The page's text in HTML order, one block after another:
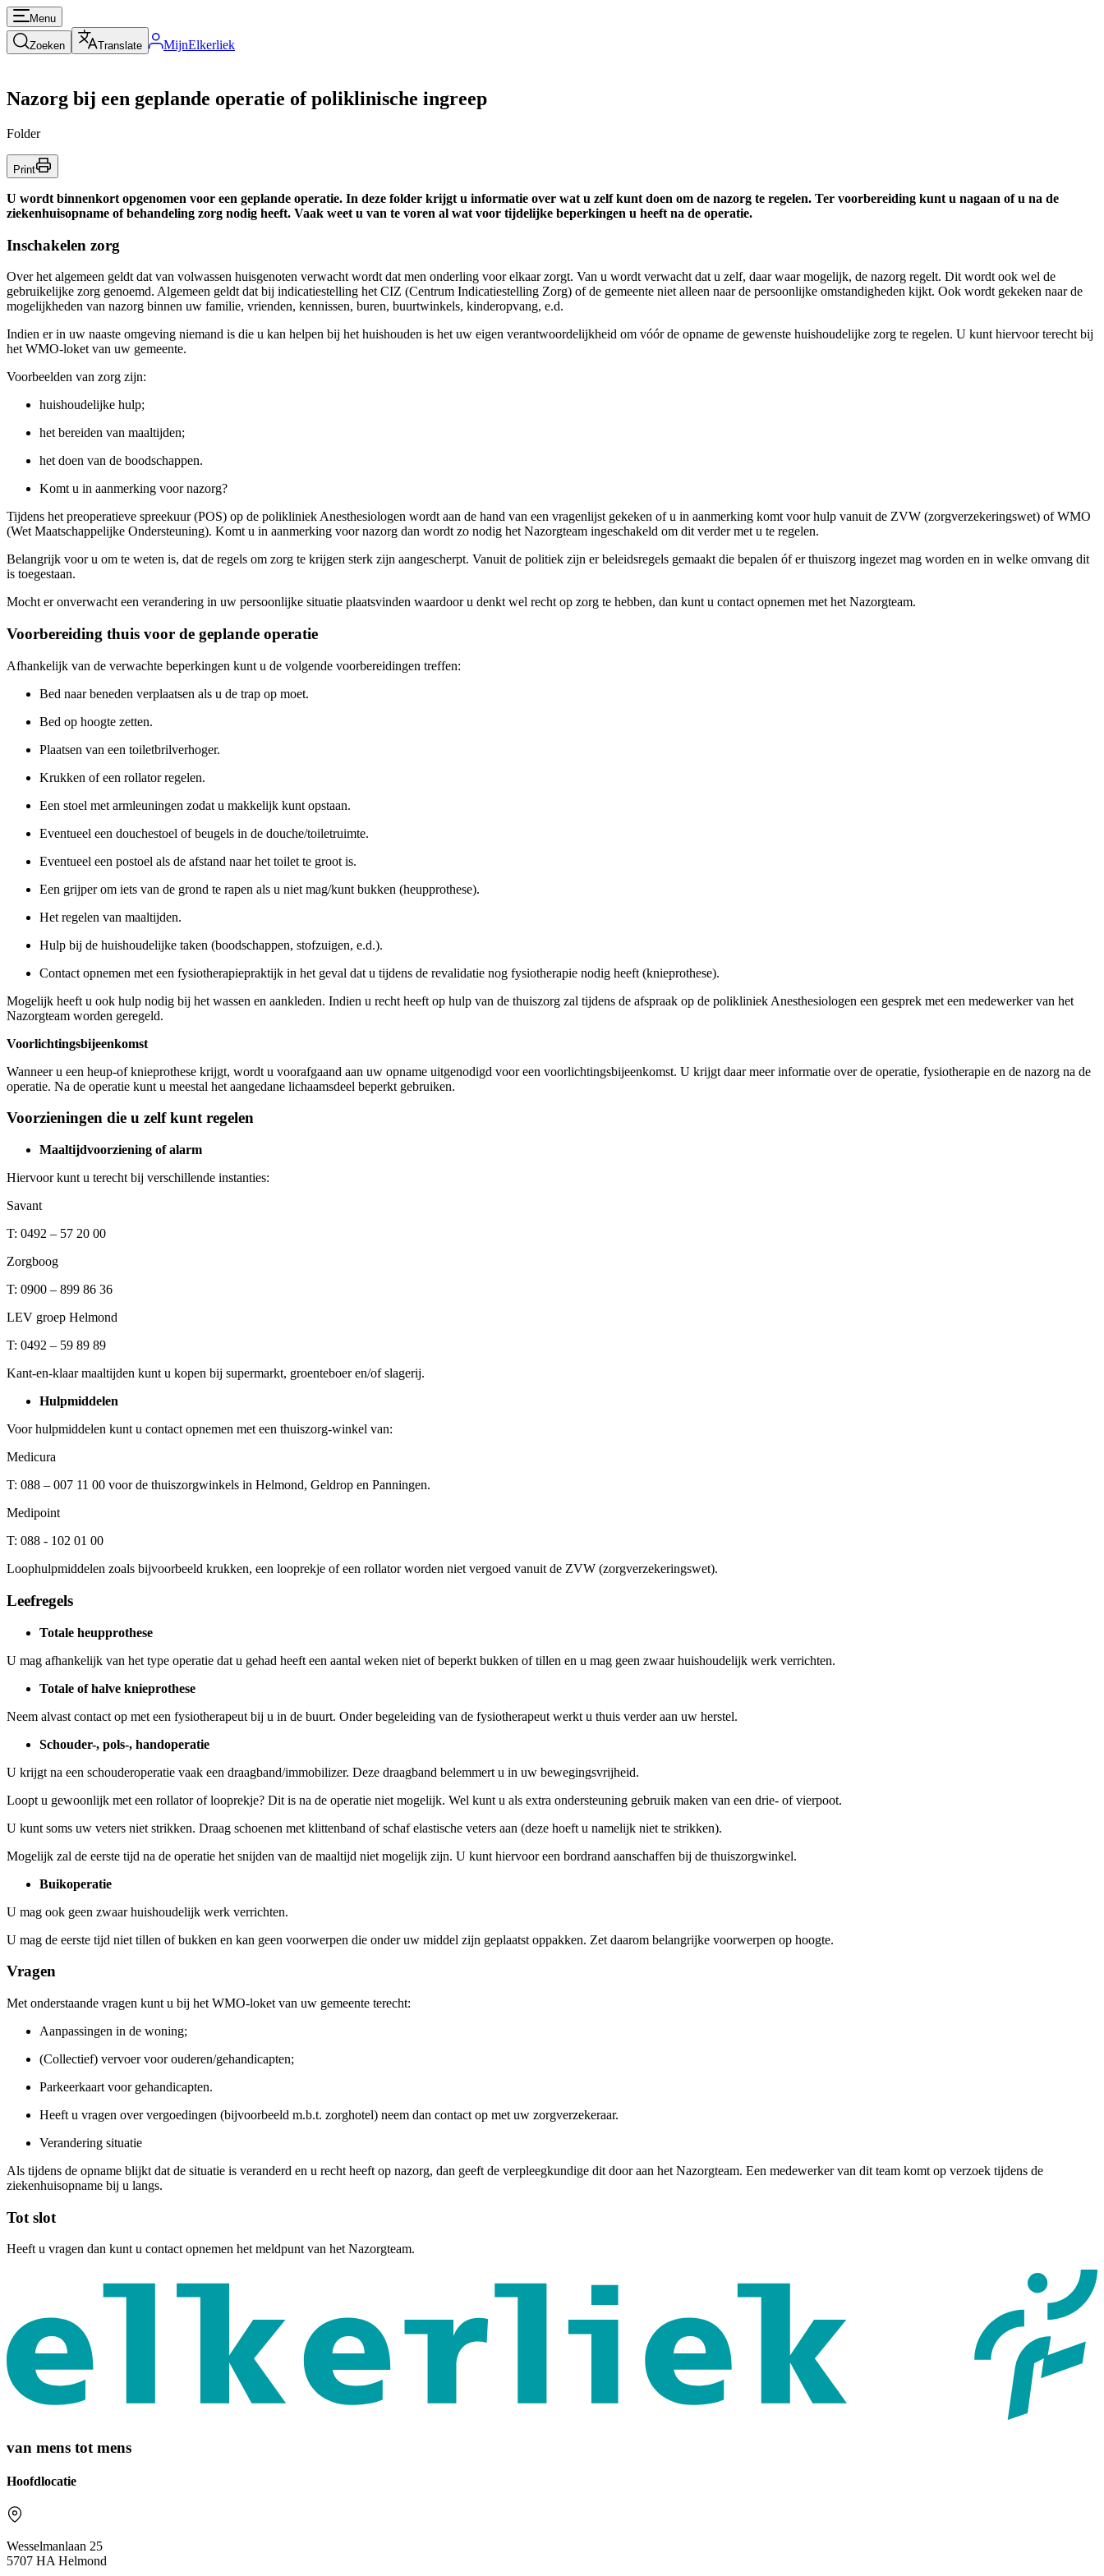
Menu
Zoeken Translate MijnElkerliek
Nazorg bij een geplande operatie of poliklinische ingreep
Folder
Print
U wordt binnenkort opgenomen voor een geplande operatie. In deze folder krijgt u informatie over wat u zelf kunt doen om de nazorg te regelen. Ter voorbereiding kunt u nagaan of u na de
ziekenhuisopname of behandeling zorg nodig heeft. Vaak weet u van te voren al wat voor tijdelijke beperkingen u heeft na de operatie.
Inschakelen zorg
Over het algemeen geldt dat van volwassen huisgenoten verwacht wordt dat men onderling voor elkaar zorgt. Van u wordt verwacht dat u zelf, daar waar mogelijk, de nazorg regelt. Dit wordt ook wel de
gebruikelijke zorg genoemd. Algemeen geldt dat bij indicatiestelling het CIZ (Centrum Indicatiestelling Zorg) of de gemeente niet alleen naar de persoonlijke omstandigheden kijkt. Ook wordt gekeken naar de
mogelijkheden van nazorg binnen uw familie, vrienden, kennissen, buren, buurtwinkels, kinderopvang, e.d.
Indien er in uw naaste omgeving niemand is die u kan helpen bij het huishouden is het uw eigen verantwoordelijkheid om vóór de opname de gewenste huishoudelijke zorg te regelen. U kunt hiervoor terecht bij
het WMO-loket van uw gemeente.
Voorbeelden van zorg zijn:
huishoudelijke hulp;
het bereiden van maaltijden;
het doen van de boodschappen.
Komt u in aanmerking voor nazorg?
Tijdens het preoperatieve spreekuur (POS) op de polikliniek Anesthesiologen wordt aan de hand van een vragenlijst gekeken of u in aanmerking komt voor hulp vanuit de ZVW (zorgverzekeringswet) of WMO
(Wet Maatschappelijke Ondersteuning). Komt u in aanmerking voor nazorg dan wordt zo nodig het Nazorgteam ingeschakeld om dit verder met u te regelen.
Belangrijk voor u om te weten is, dat de regels om zorg te krijgen sterk zijn aangescherpt. Vanuit de politiek zijn er beleidsregels gemaakt die bepalen óf er thuiszorg ingezet mag worden en in welke omvang dit
is toegestaan.
Mocht er onverwacht een verandering in uw persoonlijke situatie plaatsvinden waardoor u denkt wel recht op zorg te hebben, dan kunt u contact opnemen met het Nazorgteam.
Voorbereiding thuis voor de geplande operatie
Afhankelijk van de verwachte beperkingen kunt u de volgende voorbereidingen treffen:
Bed naar beneden verplaatsen als u de trap op moet.
Bed op hoogte zetten.
Plaatsen van een toiletbrilverhoger.
Krukken of een rollator regelen.
Een stoel met armleuningen zodat u makkelijk kunt opstaan.
Eventueel een douchestoel of beugels in de douche/toiletruimte.
Eventueel een postoel als de afstand naar het toilet te groot is.
Een grijper om iets van de grond te rapen als u niet mag/kunt bukken (heupprothese).
Het regelen van maaltijden.
Hulp bij de huishoudelijke taken (boodschappen, stofzuigen, e.d.).
Contact opnemen met een fysiotherapiepraktijk in het geval dat u tijdens de revalidatie nog fysiotherapie nodig heeft (knieprothese).
Mogelijk heeft u ook hulp nodig bij het wassen en aankleden. Indien u recht heeft op hulp van de thuiszorg zal tijdens de afspraak op de polikliniek Anesthesiologen een gesprek met een medewerker van het
Nazorgteam worden geregeld.
Voorlichtingsbijeenkomst
Wanneer u een heup-of knieprothese krijgt, wordt u voorafgaand aan uw opname uitgenodigd voor een voorlichtingsbijeenkomst. U krijgt daar meer informatie over de operatie, fysiotherapie en de nazorg na de
operatie. Na de operatie kunt u meestal het aangedane lichaamsdeel beperkt gebruiken.
Voorzieningen die u zelf kunt regelen
Maaltijdvoorziening of alarm
Hiervoor kunt u terecht bij verschillende instanties:
Savant
T: 0492 – 57 20 00
Zorgboog
T: 0900 – 899 86 36
LEV groep Helmond
T: 0492 – 59 89 89
Kant-en-klaar maaltijden kunt u kopen bij supermarkt, groenteboer en/of slagerij.
Hulpmiddelen
Voor hulpmiddelen kunt u contact opnemen met een thuiszorg-winkel van:
Medicura
T: 088 – 007 11 00 voor de thuiszorgwinkels in Helmond, Geldrop en Panningen.
Medipoint
T: 088 - 102 01 00
Loophulpmiddelen zoals bijvoorbeeld krukken, een looprekje of een rollator worden niet vergoed vanuit de ZVW (zorgverzekeringswet).
Leefregels
Totale heupprothese
U mag afhankelijk van het type operatie dat u gehad heeft een aantal weken niet of beperkt bukken of tillen en u mag geen zwaar huishoudelijk werk verrichten.
Totale of halve knieprothese
Neem alvast contact op met een fysiotherapeut bij u in de buurt. Onder begeleiding van de fysiotherapeut werkt u thuis verder aan uw herstel.
Schouder-, pols-, handoperatie
U krijgt na een schouderoperatie vaak een draagband/immobilizer. Deze draagband belemmert u in uw bewegingsvrijheid.
Loopt u gewoonlijk met een rollator of looprekje? Dit is na de operatie niet mogelijk. Wel kunt u als extra ondersteuning gebruik maken van een drie- of vierpoot.
U kunt soms uw veters niet strikken. Draag schoenen met klittenband of schaf elastische veters aan (deze hoeft u namelijk niet te strikken).
Mogelijk zal de eerste tijd na de operatie het snijden van de maaltijd niet mogelijk zijn. U kunt hiervoor een bordrand aanschaffen bij de thuiszorgwinkel.
Buikoperatie
U mag ook geen zwaar huishoudelijk werk verrichten.
U mag de eerste tijd niet tillen of bukken en kan geen voorwerpen die onder uw middel zijn geplaatst oppakken. Zet daarom belangrijke voorwerpen op hoogte.
Vragen
Met onderstaande vragen kunt u bij het WMO-loket van uw gemeente terecht:
Aanpassingen in de woning;
(Collectief) vervoer voor ouderen/gehandicapten;
Parkeerkaart voor gehandicapten.
Heeft u vragen over vergoedingen (bijvoorbeeld m.b.t. zorghotel) neem dan contact op met uw zorgverzekeraar.
Verandering situatie
Als tijdens de opname blijkt dat de situatie is veranderd en u recht heeft op nazorg, dan geeft de verpleegkundige dit door aan het Nazorgteam. Een medewerker van dit team komt op verzoek tijdens de
ziekenhuisopname bij u langs.
Tot slot
Heeft u vragen dan kunt u contact opnemen het meldpunt van het Nazorgteam.
van mens tot mens
Hoofdlocatie
Wesselmanlaan 25
5707 HA Helmond